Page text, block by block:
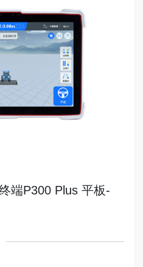
端P300 Plus 平板-